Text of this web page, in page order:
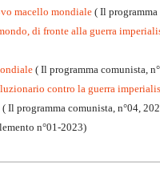
macello mondiale( Il
di fronte alla guerra
( Il programma comunista,
contro la guerra
( Il programma comunista, n°04,
n°01-2023)